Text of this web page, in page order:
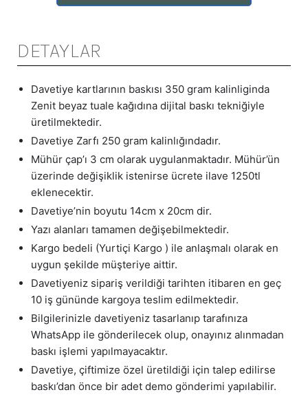
DETAYLAR
Davetiye kartlarının baskısı 350 gram kalinliginda
Zenit beyaz tuale kağıdına dijital baskı tekniğiyle
üretilmektedir.
Davetiye Zarfı 250 gram kalinlığındadır.
Mühür çap’ı 3 cm olarak uygulanmaktadır. Mühür’ün
üzerinde değişiklik istenirse ücrete ilave 1250tl
eklenecektir.
Davetiye’nin boyutu 14cm x 20cm dir.
Yazı alanları tamamen değişebilmektedir.
Kargo bedeli (Yurtiçi Kargo ) ile anlaşmalı olarak en
uygun şekilde müşteriye aittir.
Davetiyeniz sipariş verildiği tarihten itibaren en geç
10 iş gününde kargoya teslim edilmektedir.
Bilgilerinizle davetiyeniz tasarlanıp tarafınıza
WhatsApp ile gönderilecek olup, onayınız alınmadan
baskı işlemi yapılmayacaktır.
Davetiye, çiftimize özel üretildiği için talep edilirse
baskı’dan önce bir adet demo gönderimi yapılabilir.